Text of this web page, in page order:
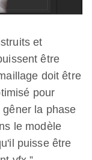
et
être
doit être
pour
gêner la phase
le modèle
puisse être